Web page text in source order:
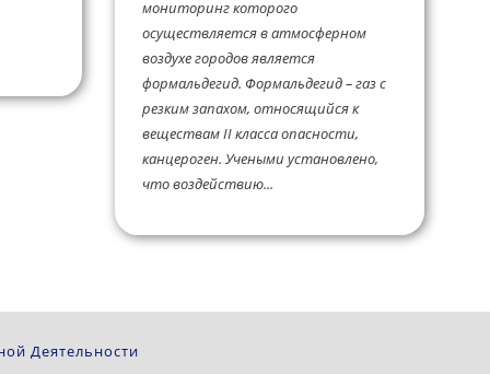
мониторинг которого
осуществляется в атмосферном
воздухе городов является
формальдегид. Формальдегид – газ с
резким запахом, относящийся к
веществам II класса опасности,
канцероген. Учеными установлено,
что воздействию...
Деятельности